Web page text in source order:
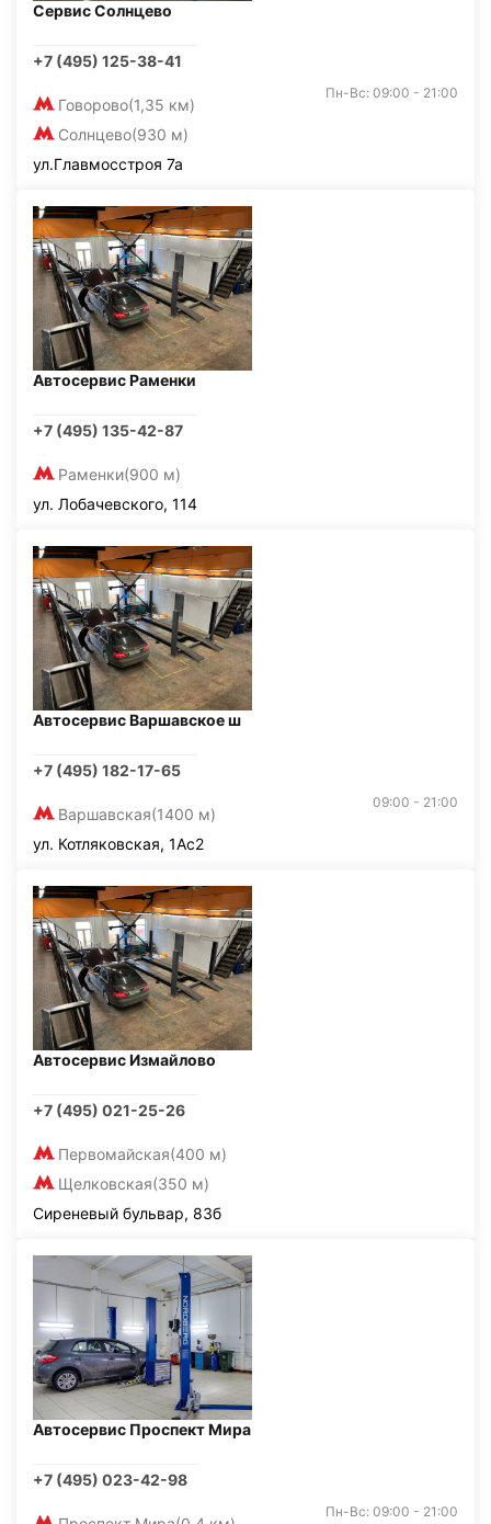
Сервис Солнцево
+7 (495) 125-38-41
Говорово(1,35 км)
Солнцево(930 м)
Пн-Вс: 09:00 - 21:00
ул.Главмосстроя 7а
Автосервис Раменки
+7 (495) 135-42-87
Раменки(900 м)
ул. Лобачевского, 114
Автосервис Варшавское ш
+7 (495) 182-17-65
Варшавская(1400 м)
09:00 - 21:00
ул. Котляковская, 1Ас2
Автосервис Измайлово
+7 (495) 021-25-26
Первомайская(400 м)
Щелковская(350 м)
Сиреневый бульвар, 83б
Автосервис Проспект Мира
+7 (495) 023-42-98
Пн-Вс: 09:00 - 21:00